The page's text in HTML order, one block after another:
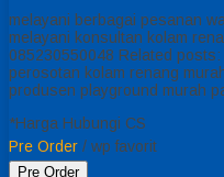
melayani berbagai pesanan
melayani konsultan kolam
085230550048 Related
perosotan kolam renang
produsen playground murah
*Harga Hubungi CS
Pre Order / wp favorit
Pre Order